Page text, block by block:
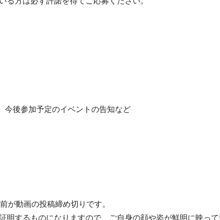
今後参加予定のイベントの告知など
が動画の投稿締め切りです。
明するものになりますので、ご自身の顔や姿が鮮明に映っ